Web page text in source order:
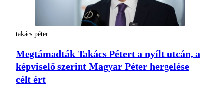
takács péter
Megtámadták Takács Pétert a nyílt utcán, a
képviselő szerint Magyar Péter hergelése
célt ért